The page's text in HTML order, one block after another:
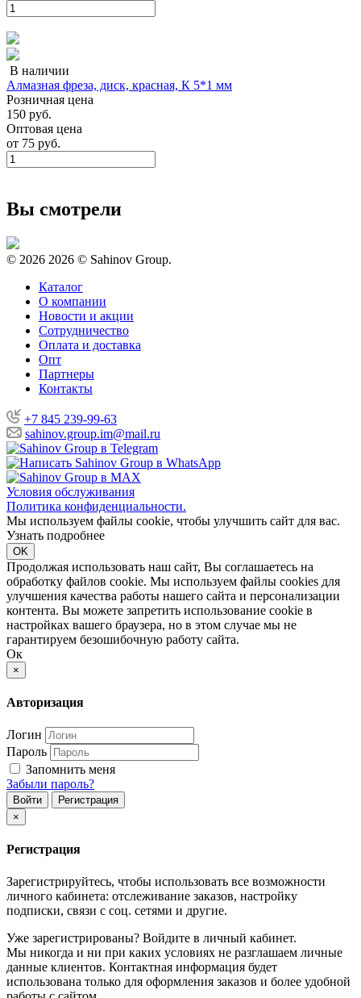
В наличии
Алмазная фреза, диск, красная, К 5*1 мм
Розничная цена
150 руб.
Оптовая цена
от 75 руб.
Вы смотрели
© 2026 2026 © Sahinov Group.
Каталог
О компании
Новости и акции
Сотрудничество
Оплата и доставка
Опт
Партнеры
Контакты
+7 845 239-99-63
sahinov.group.im@mail.ru
Условия обслуживания
Политика конфиденциальности.
Мы используем файлы cookie, чтобы улучшить сайт для вас.
Узнать подробнее
OK
Продолжая использовать наш сайт, Вы соглашаетесь на
обработку файлов cookie. Мы используем файлы cookies для
улучшения качества работы нашего сайта и персонализации
контента. Вы можете запретить использование cookie в
настройках вашего браузера, но в этом случае мы не
гарантируем безошибочную работу сайта.
Ок
×
Авторизация
Логин
Пароль
Запомнить меня
Забыли пароль?
Войти
Регистрация
×
Регистрация
Зарегистрируйтесь, чтобы использовать все возможности
личного кабинета: отслеживание заказов, настройку
подписки, связи с соц. сетями и другие.
Уже зарегистрированы? Войдите в личный кабинет.
Мы никогда и ни при каких условиях не разглашаем личные
данные клиентов. Контактная информация будет
использована только для оформления заказов и более удобной